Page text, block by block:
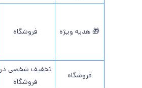
🎁 هدیه ویژه فروشگاه
فروشگاه
تخفیف شخصی در
فروشگاه